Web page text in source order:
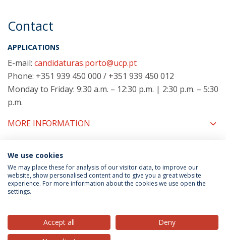
Contact
APPLICATIONS
E-mail: candidaturas.porto@ucp.pt
Phone: +351 939 450 000 / +351 939 450 012
Monday to Friday: 9:30 a.m. – 12:30 p.m. | 2:30 p.m. – 5:30
p.m.
MORE INFORMATION
COORDINATORS
Privacy Policy
We use cookies
We may place these for analysis of our visitor data, to improve our
website, show personalised content and to give you a great website
experience. For more information about the cookies we use open the
settings.
Accept all
Deny